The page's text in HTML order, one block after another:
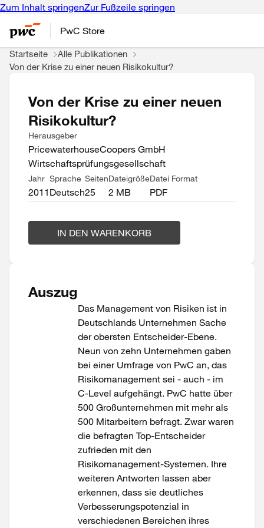
Zum Inhalt springenZur Fußzeile springen
PwC Store
Startseite
Alle Publikationen
Von der Krise zu einer neuen Risikokultur?
Von der Krise zu einer neuen
Risikokultur?
Herausgeber
PricewaterhouseCoopers GmbH
Wirtschaftsprüfungsgesellschaft
Jahr
2011
Sprache
Deutsch
Seiten
25
Dateigröße
2 MB
Datei Format
PDF
IN DEN WARENKORB
Auszug
Das Management von Risiken ist in
Deutschlands Unternehmen Sache
der obersten Entscheider-Ebene.
Neun von zehn Unternehmen gaben
bei einer Umfrage von PwC an, das
Risikomanagement sei - auch - im
C-Level aufgehängt. PwC hatte über
500 Großunternehmen mit mehr als
500 Mitarbeitern befragt. Zwar waren
die befragten Top-Entscheider
zufrieden mit den
Risikomanagement-Systemen. Ihre
weiteren Antworten lassen aber
erkennen, dass sie deutliches
Verbesserungspotenzial in
verschiedenen Bereichen ihres